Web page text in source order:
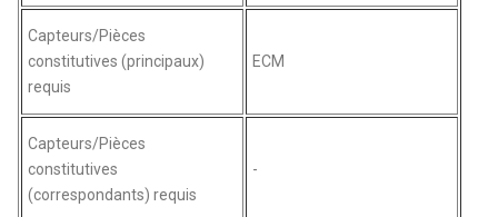
Capteurs/Pièces
constitutives (principaux)
requis
ECM
Capteurs/Pièces
constitutives
(correspondants) requis
-